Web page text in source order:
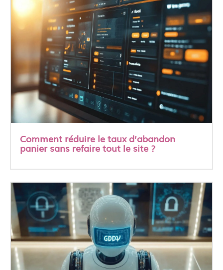
Comment réduire le taux d’abandon
panier sans refaire tout le site ?